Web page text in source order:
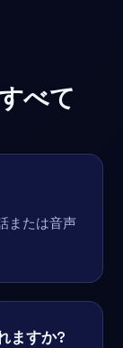
べて
または音声
ますか?